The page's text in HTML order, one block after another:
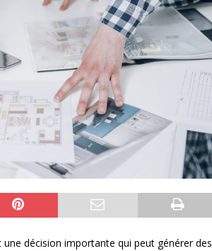
décision importante qui peut générer des